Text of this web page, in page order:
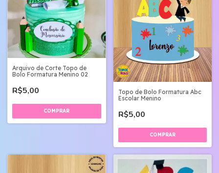
Arquivo de Corte Topo de
Bolo Formatura Menino 02
R$5,00
Topo de Bolo Formatura Abc
Escolar Menino
R$5,00